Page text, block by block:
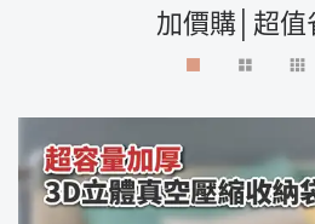
加價購│超值